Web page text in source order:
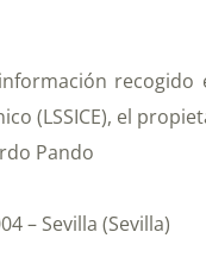
(LSSICE), el
Pando
– Sevilla (Sevilla)